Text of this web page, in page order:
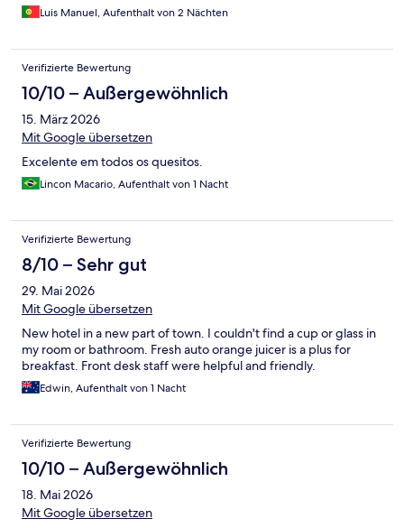
Luis Manuel, Aufenthalt von 2 Nächten
Verifizierte Bewertung
10/10 – Außergewöhnlich
15. März 2026
Mit Google übersetzen
Excelente em todos os quesitos.
Lincon Macario, Aufenthalt von 1 Nacht
Verifizierte Bewertung
8/10 – Sehr gut
29. Mai 2026
Mit Google übersetzen
New hotel in a new part of town. I couldn't find a cup or glass in
my room or bathroom. Fresh auto orange juicer is a plus for
breakfast. Front desk staff were helpful and friendly.
Edwin, Aufenthalt von 1 Nacht
Verifizierte Bewertung
10/10 – Außergewöhnlich
18. Mai 2026
Mit Google übersetzen